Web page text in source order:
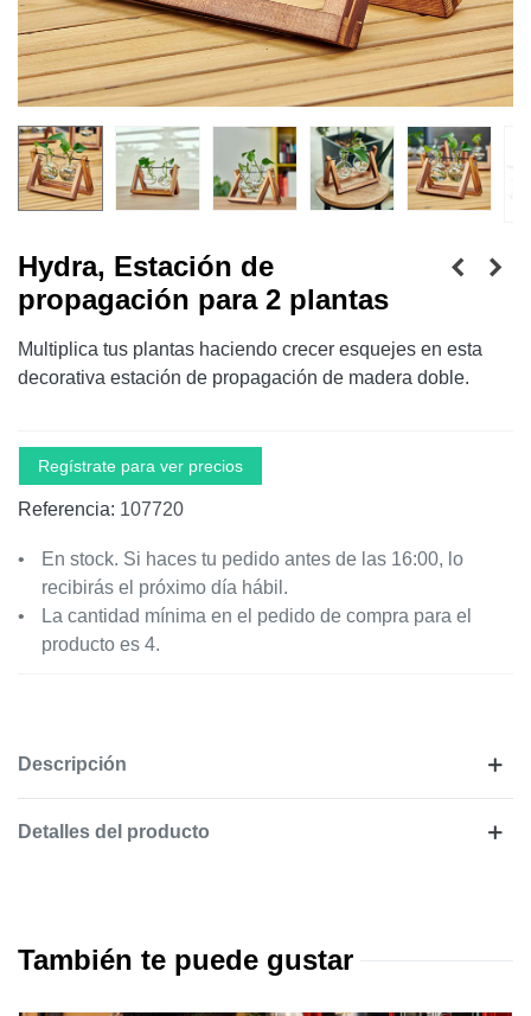
Hydra, Estación de
propagación para 2 plantas
Multiplica tus plantas haciendo crecer esquejes en esta
decorativa estación de propagación de madera doble.
Regístrate para ver precios
Referencia: 107720
En stock. Si haces tu pedido antes de las 16:00, lo
recibirás el próximo día hábil.
La cantidad mínima en el pedido de compra para el
producto es 4.
Descripción
Detalles del producto
También te puede gustar